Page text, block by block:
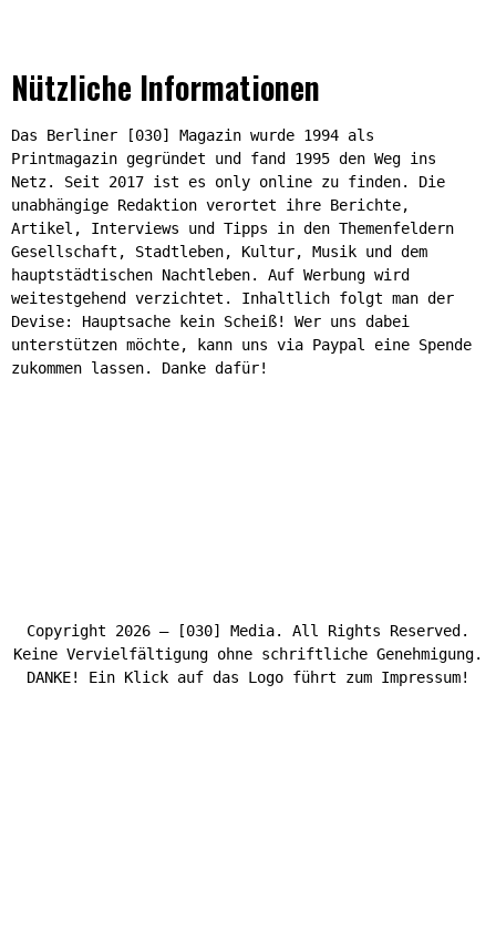
Nützliche Informationen
Das Berliner [030] Magazin wurde 1994 als
Printmagazin gegründet und fand 1995 den Weg ins
Netz. Seit 2017 ist es only online zu finden. Die
unabhängige Redaktion verortet ihre Berichte,
Artikel, Interviews und Tipps in den Themenfeldern
Gesellschaft, Stadtleben, Kultur, Musik und dem
hauptstädtischen Nachtleben. Auf Werbung wird
weitestgehend verzichtet. Inhaltlich folgt man der
Devise: Hauptsache kein Scheiß! Wer uns dabei
unterstützen möchte, kann uns via Paypal eine Spende
zukommen lassen. Danke dafür!
Copyright 2026 – [030] Media. All Rights Reserved.
Keine Vervielfältigung ohne schriftliche Genehmigung.
DANKE! Ein Klick auf das Logo führt zum Impressum!